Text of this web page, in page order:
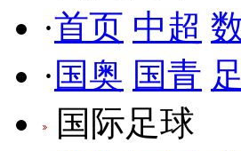
·首页 中超
· 国奥 国青
国际足球